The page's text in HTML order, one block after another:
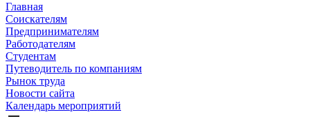
Главная
Соискателям
Предпринимателям
Работодателям
Студентам
Путеводитель по компаниям
Рынок труда
Новости сайта
Календарь мероприятий